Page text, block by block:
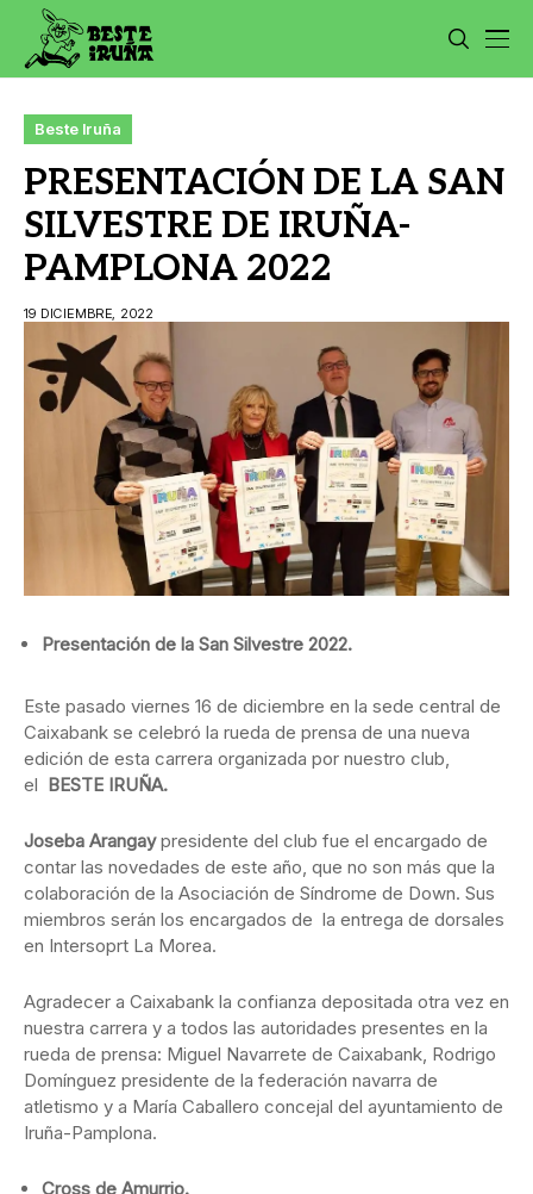
Beste Iruña
PRESENTACIÓN DE LA SAN
SILVESTRE DE IRUÑA-
PAMPLONA 2022
19 DICIEMBRE, 2022
Presentación de la San Silvestre 2022.
Este pasado viernes 16 de diciembre en la sede central de
Caixabank se celebró la rueda de prensa de una nueva
edición de esta carrera organizada por nuestro club,
el BESTE IRUÑA.
Joseba Arangaypresidente del club fue el encargado de
contar las novedades de este año, que no son más que la
colaboración de la Asociación de Síndrome de Down. Sus
miembros serán los encargados de la entrega de dorsales
en Intersoprt La Morea.
Agradecer a Caixabank la confianza depositada otra vez en
nuestra carrera y a todos las autoridades presentes en la
rueda de prensa: Miguel Navarrete de Caixabank, Rodrigo
Domínguez presidente de la federación navarra de
atletismo y a María Caballero concejal del ayuntamiento de
Iruña-Pamplona.
Cross de Amurrio.